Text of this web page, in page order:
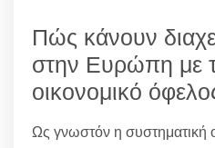
Πώς κάνουν
στην Ευρώπη με
οικονομικό
Ως γνωστόν η συστηματική